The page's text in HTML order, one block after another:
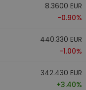
8.3600 EUR
-0.90%
440.330 EUR
-1.00%
342.430 EUR
+3.40%